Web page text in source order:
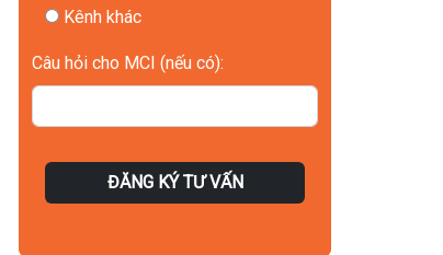
Kênh khác
Câu hỏi cho MCI (nếu có):
ĐĂNG KÝ TƯ VẤN